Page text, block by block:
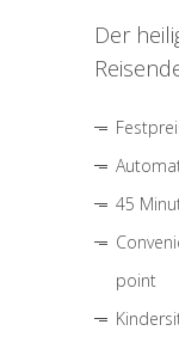
Der
45
point